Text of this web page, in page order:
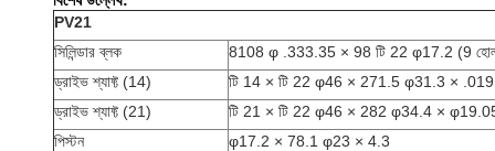
PV21
সিলিন্ডার ব্লক
8108 φ .333.35 × 98 টি 22 φ17.2 (9
ড্রাইভ শ্যাফ্ট (14)
টি 14 × টি 22 φ46 × 271.5 φ31.3 ×
ড্রাইভ শ্যাফ্ট (21)
টি 21 × টি 22 φ46 × 282 φ34.4 ×
পিস্টন
φ17.2 × 78.1 φ23 × 4.3